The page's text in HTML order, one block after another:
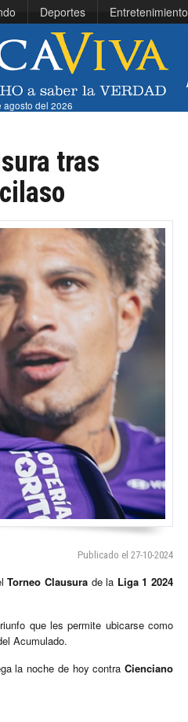
Deportes Entretenimiento
agosto del 2026
tras
Publicado el 27-10-2024
Torneo Clausurade la Liga 1 2024
que les permite ubicarse como
Acumulado.
la noche de hoy contraCienciano